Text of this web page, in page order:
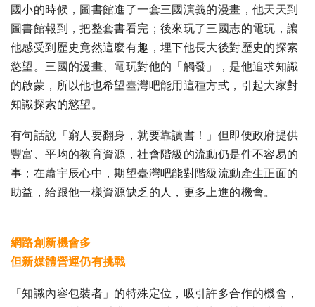
國小的時候，圖書館進了一套三國演義的漫畫，他天天到
圖書館報到，把整套書看完；後來玩了三國志的電玩，讓
他感受到歷史竟然這麼有趣，埋下他長大後對歷史的探索
慾望。三國的漫畫、電玩對他的「觸發」，是他追求知識
的啟蒙，所以他也希望臺灣吧能用這種方式，引起大家對
知識探索的慾望。
有句話說「窮人要翻身，就要靠讀書！」但即便政府提供
豐富、平均的教育資源，社會階級的流動仍是件不容易的
事；在蕭宇辰心中，期望臺灣吧能對階級流動產生正面的
助益，給跟他一樣資源缺乏的人，更多上進的機會。
網路創新機會多
但新媒體營運仍有挑戰
「知識內容包裝者」的特殊定位，吸引許多合作的機會，